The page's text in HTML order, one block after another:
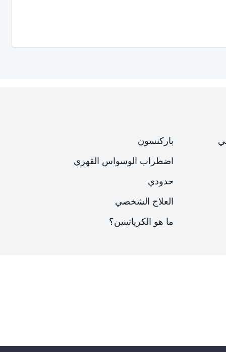
باركنسون
اضطراب الوسواس القهري
حدودي
العلاج الشخصي
ما هو الكرياتينين؟